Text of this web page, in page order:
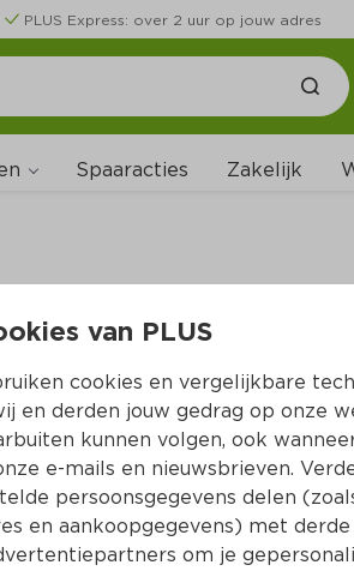
PLUS Express: over 2 uur op jouw adres
Spaaracties Zakelijk
van PLUS
cookies en vergelijkbare
en derden jouw gedrag op onze
kunnen volgen, ook
e-mails en nieuwsbrieven.
persoonsgegevens delen
en aankoopgegevens) met
om je